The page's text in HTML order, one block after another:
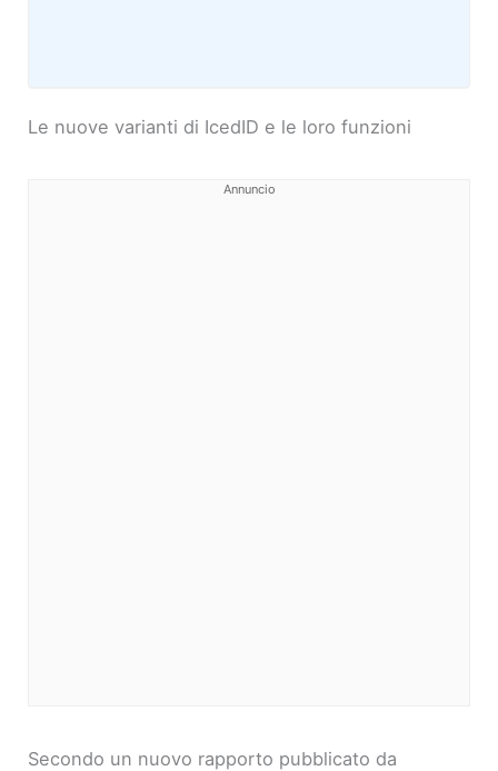
Le nuove varianti di IcedID e le loro funzioni
Annuncio
Secondo un nuovo rapporto pubblicato da